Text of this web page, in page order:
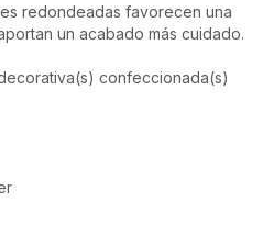
redondeadas favorecen una
un acabado más cuidado.
confeccionada(s)